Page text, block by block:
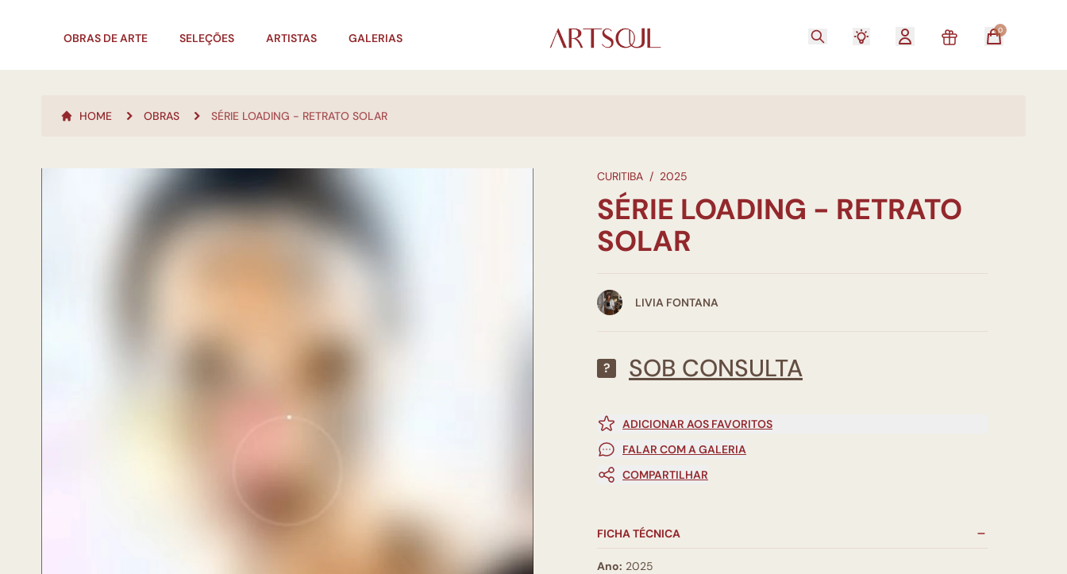
OBRAS DE ARTE SELEÇÕES ARTISTAS GALERIAS
0
HOME OBRAS SÉRIE LOADING - RETRATO SOLAR
CURITIBA / 2025
SÉRIE LOADING - RETRATO
SOLAR
LIVIA FONTANA
? SOB CONSULTA
ADICIONAR AOS FAVORITOS
FALAR COM A GALERIA
COMPARTILHAR
FICHA TÉCNICA
Ano: 2025